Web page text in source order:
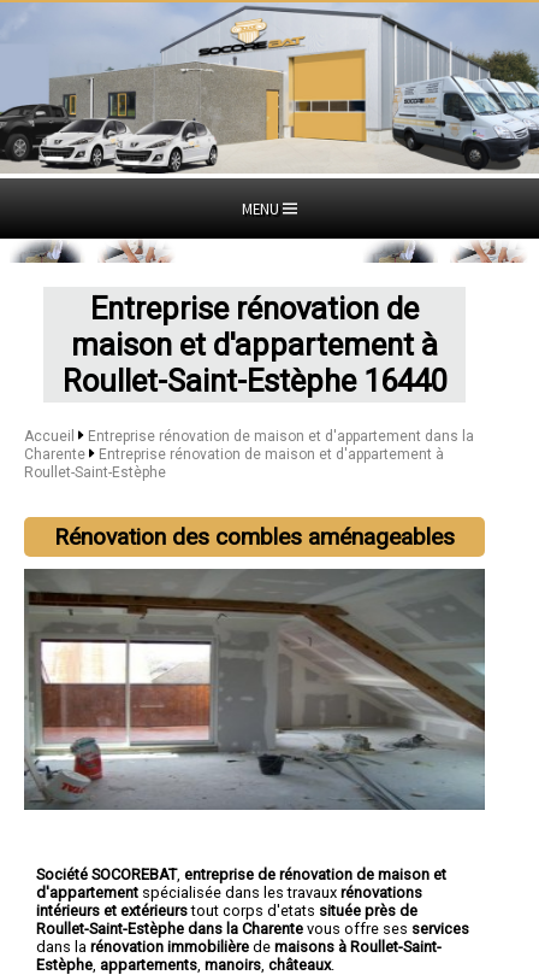
MENU
Entreprise rénovation de
maison et d'appartement à
Roullet-Saint-Estèphe 16440
Accueil
Entreprise rénovation de maison et d'appartement dans la
Charente
Entreprise rénovation de maison et d'appartement à
Roullet-Saint-Estèphe
Rénovation des combles aménageables
Société SOCOREBAT, entreprise de rénovation de maison et
d'appartement spécialisée dans les travaux rénovations
intérieurs et extérieurstout corps d'etats située près de
Roullet-Saint-Estèphe dans la Charente vous offre ses services
dans la rénovation immobilière de maisons à Roullet-Saint-
Estèphe appartements manoirs châteaux.